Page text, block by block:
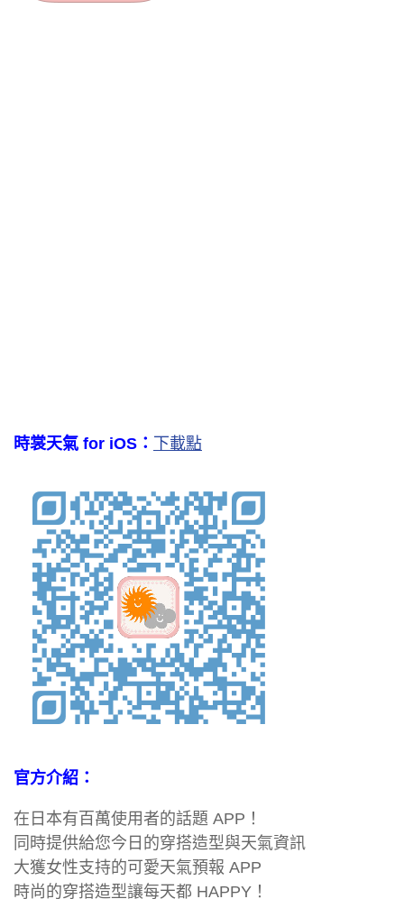
時裳天氣 for iOS： 下載點
官方介紹：
在日本有百萬使用者的話題 APP！
同時提供給您今日的穿搭造型與天氣資訊
大獲女性支持的可愛天氣預報 APP
時尚的穿搭造型讓每天都 HAPPY！